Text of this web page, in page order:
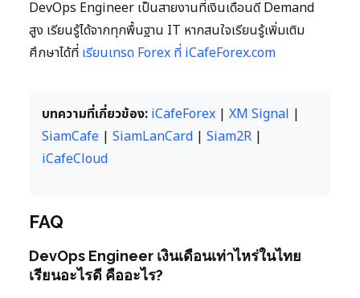
DevOps Engineer เป็นสายงานที่เงินเดือนดี Demand
สูง เรียนรู้ได้จากทุกพื้นฐาน IT หากสนใจเรียนรู้เพิ่มเติม
ศึกษาได้ที่ เรียนเทรด Forex ที่ iCafeForex.com
บทความที่เกี่ยวข้อง: iCafeForex | XM Signal |
SiamCafe | SiamLanCard | Siam2R |
iCafeCloud
FAQ
DevOps Engineer เงินเดือนเท่าไหร่ในไทย
เรียนอะไรดี คืออะไร?